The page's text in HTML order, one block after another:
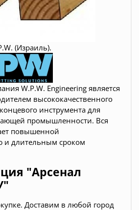
(Израиль).
W.P.W. Engineering является
высококачественного
инструмента для
промышленности. Вся
повышенной
и длительным сроком
"Арсенал
Доставим в любой город